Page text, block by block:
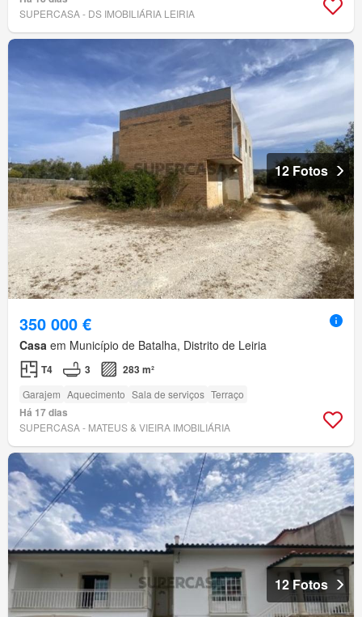
SUPERCASA - DS IMOBILIÁRIA LEIRIA
12 Fotos
350 000 €
Casa em Município de Batalha, Distrito de Leiria
T4 3 283 m²
Garajem Aquecimento Sala de serviços Terraço
Há 17 dias
SUPERCASA - MATEUS & VIEIRA IMOBILIÁRIA
12 Fotos